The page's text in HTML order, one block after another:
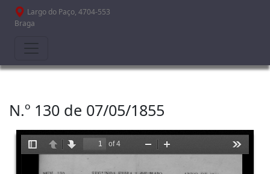
Passar para o conteúdo principal
Largo do Paço, 4704-553
Braga
N.º 130 de 07/05/1855